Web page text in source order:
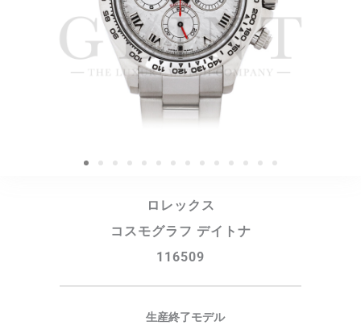
ロレックス
コスモグラフ デイトナ
116509
生産終了モデル